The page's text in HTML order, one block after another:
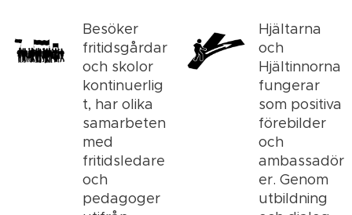
Besöker
fritidsgårdar
och skolor
kontinuerlig
t, har olika
samarbeten
med
fritidsledare
och
pedagoger
Hjältarna
och
Hjältinnorna
fungerar
som positiva
förebilder
och
ambassadör
er. Genom
utbildning